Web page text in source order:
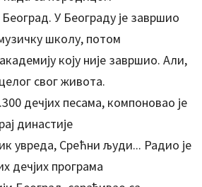
У Београду је завршио
школу, потом
коју није завршио. Али,
свог живота.
дечјих песама, компоновао је
династије
увреда, Срећни људи... Радио је
дечјих програма